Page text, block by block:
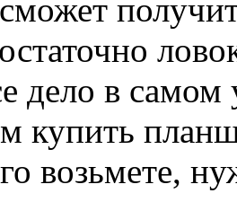
дело в самом
купить
возьмете,